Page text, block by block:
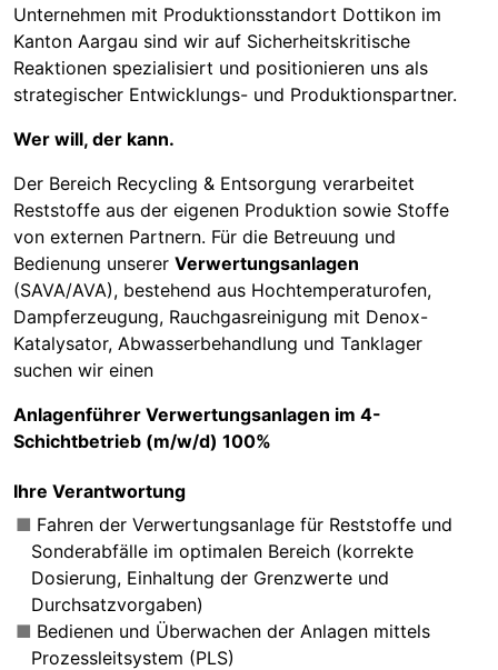
Unternehmen mit Produktionsstandort Dottikon im
Kanton Aargau sind wir auf Sicherheitskritische
Reaktionen spezialisiert und positionieren uns als
strategischer Entwicklungs- und Produktionspartner.
Wer will, der kann.
Der Bereich Recycling & Entsorgung verarbeitet
Reststoffe aus der eigenen Produktion sowie Stoffe
von externen Partnern. Für die Betreuung und
Bedienung unserer Verwertungsanlagen
(SAVA/AVA), bestehend aus Hochtemperaturofen,
Dampferzeugung, Rauchgasreinigung mit Denox-
Katalysator, Abwasserbehandlung und Tanklager
suchen wir einen
Anlagenführer Verwertungsanlagen im 4-
Schichtbetrieb (m/w/d) 100%
Ihre Verantwortung
Fahren der Verwertungsanlage für Reststoffe und
Sonderabfälle im optimalen Bereich (korrekte
Dosierung, Einhaltung der Grenzwerte und
Durchsatzvorgaben)
Bedienen und Überwachen der Anlagen mittels
Prozessleitsystem (PLS)